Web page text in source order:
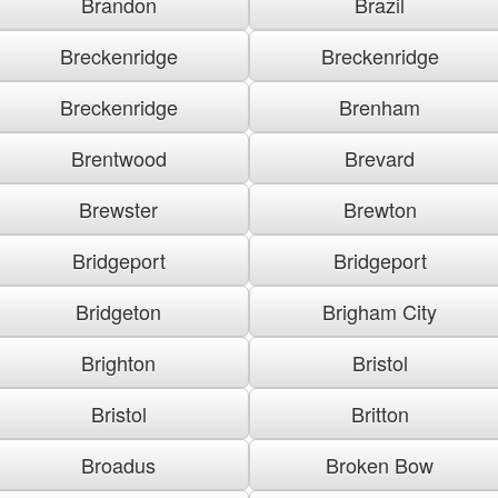
Breckenridge
Breckenridge
Breckenridge
Brenham
Brentwood
Brevard
Brewster
Brewton
Bridgeport
Bridgeport
Bridgeton
Brigham City
Brighton
Bristol
Bristol
Britton
Broadus
Broken Bow